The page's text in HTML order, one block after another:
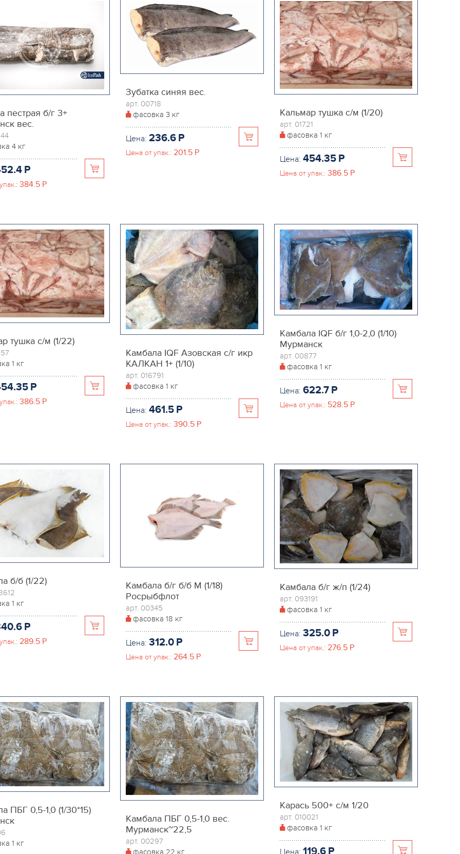
пестрая б/г 3+
вес.
4 кг
P
384.5 P
Зубатка синяя вес.
арт. 00718
фасовка 3 кг
Цена: 236.6 P
Цена от упак.: 201.5 P
Кальмар тушка с/м (1/20)
арт. 01721
фасовка 1 кг
Цена: 454.35 P
Цена от упак.: 386.5 P
тушка с/м (1/22)
1 кг
P
386.5 P
Камбала IQF Азовская с/г икр
КАЛКАН 1+ (1/10)
арт. 016791
фасовка 1 кг
Цена: 461.5 P
Цена от упак.: 390.5 P
Камбала IQF б/г 1,0-2,0 (1/10)
Мурманск
арт. 00877
фасовка 1 кг
Цена: 622.7 P
Цена от упак.: 528.5 P
б/б (1/22)
1 кг
P
289.5 P
Камбала б/г б/б М (1/18)
Росрыбфлот
арт. 00345
фасовка 18 кг
Цена: 312.0 P
Цена от упак.: 264.5 P
Камбала б/г ж/п (1/24)
арт. 093191
фасовка 1 кг
Цена: 325.0 P
Цена от упак.: 276.5 P
ПБГ 0,5-1,0 (1/30*15)
1 кг
Камбала ПБГ 0,5-1,0 вес.
Мурманск~22,5
арт. 00297
фасовка 22 кг
Карась 500+ с/м 1/20
арт. 010021
фасовка 1 кг
Цена: 119.6 P